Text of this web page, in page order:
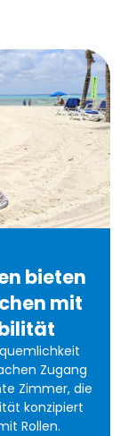
bieten
mit
Zugang
Zimmer, die
konzipiert
Rollen.